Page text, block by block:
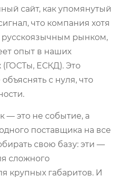
сайт, как упомянутый
что компания хотя
русскоязычным рынком,
опыт в наших
(ГОСТы, ЕСКД). Это
с нуля, что
— это не событие, а
поставщика на все
свою базу: эти —
сложного
крупных габаритов. И